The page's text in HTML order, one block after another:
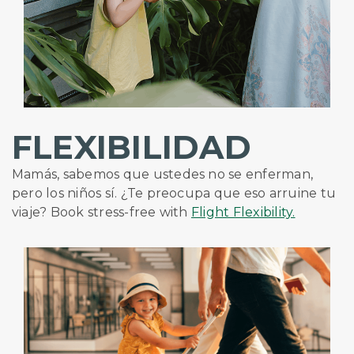
FLEXIBILIDAD
Mamás, sabemos que ustedes no se enferman,
pero los niños sí. ¿Te preocupa que eso arruine tu
viaje? Book stress-free with Flight Flexibility.